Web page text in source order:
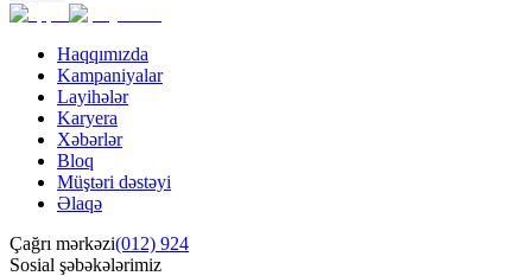
Haqqımızda
Kampaniyalar
Layihələr
Karyera
Xəbərlər
Bloq
Müştəri dəstəyi
Əlaqə
Çağrı mərkəzi(012) 924
Sosial şəbəkələrimiz